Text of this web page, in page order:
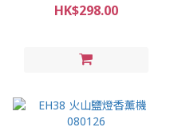
HK$298.00